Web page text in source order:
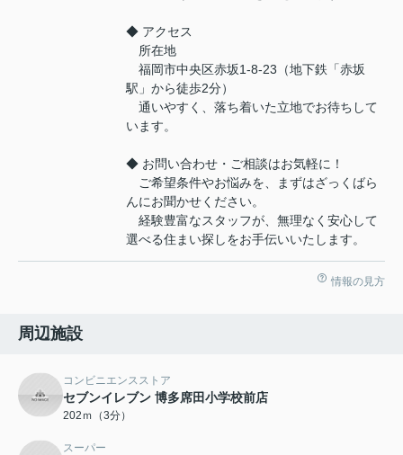
◆ アクセス
所在地
福岡市中央区赤坂1-8-23（地下鉄「赤坂
駅」から徒歩2分）
通いやすく、落ち着いた立地でお待ちして
います。
◆ お問い合わせ・ご相談はお気軽に！
ご希望条件やお悩みを、まずはざっくばら
んにお聞かせください。
経験豊富なスタッフが、無理なく安心して
選べる住まい探しをお手伝いいたします。
情報の見方
周辺施設
コンビニエンスストア
セブンイレブン 博多席田小学校前店
202ｍ（3分）
スーパー